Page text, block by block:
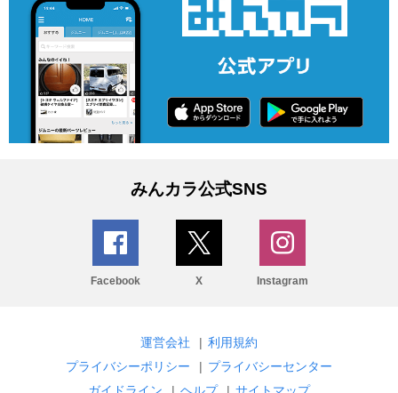
みんカラ公式SNS
Facebook X Instagram
運営会社 | 利用規約
プライバシーポリシー
| プライバシーセンター